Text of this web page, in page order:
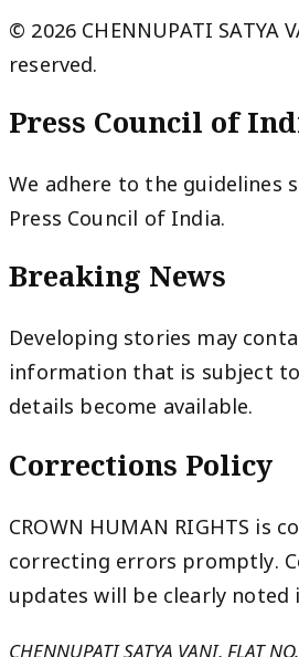
© 2026 CHENNUPATI SATYA
reserved.
Press Council of
We adhere to the guidelines
Press Council of India.
Breaking News
Developing stories may
information that is subject
details become available.
Corrections Policy
CROWN HUMAN RIGHTS is
correcting errors promptly.
updates will be clearly noted
CHENNUPATI SATYA VANI, FLAT